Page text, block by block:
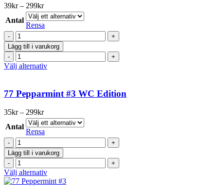
De
olika
väljas
på
produktsidan
39kr – 299krPrisintervall:
39kr
till
299kr
Antal
Rensa
77
Peach
Mint
#3
mängd
Lägg till i varukorg
77
Peach
Mint
mängd
Välj alternativDen
har
flera
De
olika
väljas
produktsidan
77 Pepparmint #3 WC Edition
35kr – 299krPrisintervall:
35kr
till
299kr
Antal
Rensa
77
Pepparmint
#3
WC
Edition
mängd
Lägg till i varukorg
77
Pepparmint
#3
Välj alternativDen
här